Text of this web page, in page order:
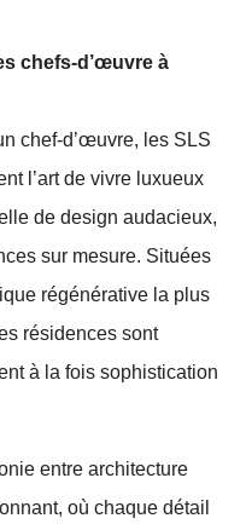
chefs-d’œuvre à
chef-d’œuvre, les SLS
l’art de vivre luxueux
de design audacieux,
sur mesure. Situées
régénérative la plus
résidences sont
à la fois sophistication
entre architecture
où chaque détail